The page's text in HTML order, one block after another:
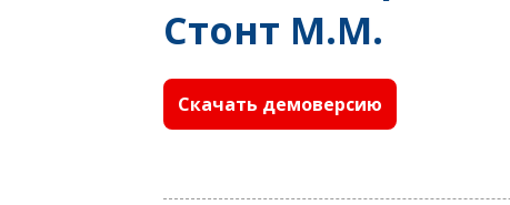
Стонт М.М.
Скачать демоверсию